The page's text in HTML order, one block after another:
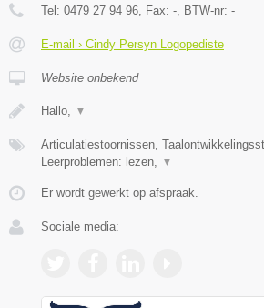
Tel: 0479 27 94 96 , Fax: - , BTW-nr: -
E-mail › Cindy Persyn Logopediste
Website onbekend
Hallo, ▼
Articulatiestoornissen,
Leerproblemen: lezen,
▼
Er wordt gewerkt op afspraak.
Sociale media: